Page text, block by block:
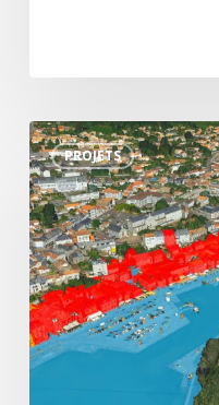
PROJETS
Le
jumeau
numérique
au
service
des
territoires
en
Région